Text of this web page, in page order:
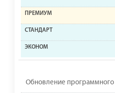
Обновление программного